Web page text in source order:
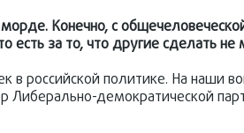
Конечно, с
за то, что другие сделать не
российской политике. На наши
демократической